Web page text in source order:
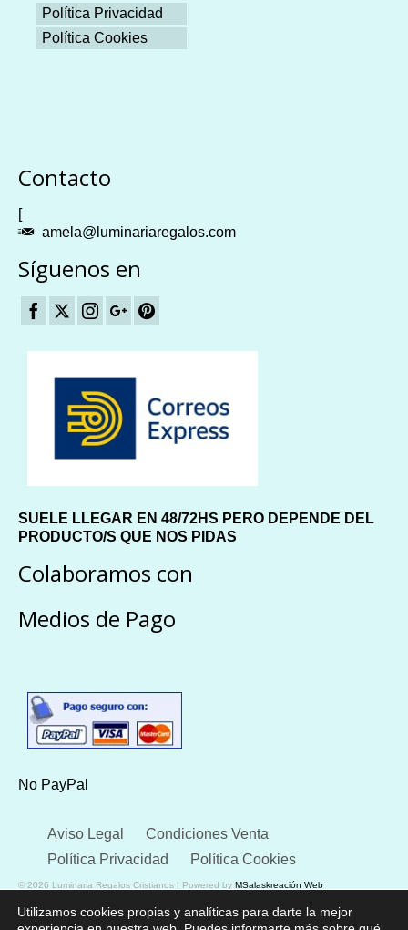
Política Privacidad
Política Cookies
Contacto
[
amela@luminariaregalos.com
Síguenos en
SUELE LLEGAR EN 48/72HS PERO DEPENDE DEL
PRODUCTO/S QUE NOS PIDAS
Colaboramos con
Medios de Pago
No PayPal
Aviso Legal
Condiciones Venta
Política Privacidad
Política Cookies
© 2026 Luminaria Regalos Cristianos | Powered by MSalaskreación Web
Utilizamos cookies propias y analíticas para darte la mejor